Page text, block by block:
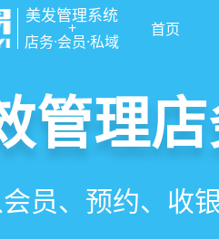
美发管理系统
+
店务·会员·私域
首页
美发管
客+020一体化
管理
员、预约、收
裂变
、砍价、分销
序商城
接商家、手艺